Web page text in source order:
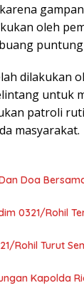
oleh
dilakukan
untuk
patroli
masyarakat.
Doa
0321/Rohil
Rohil Turut
Kapolda